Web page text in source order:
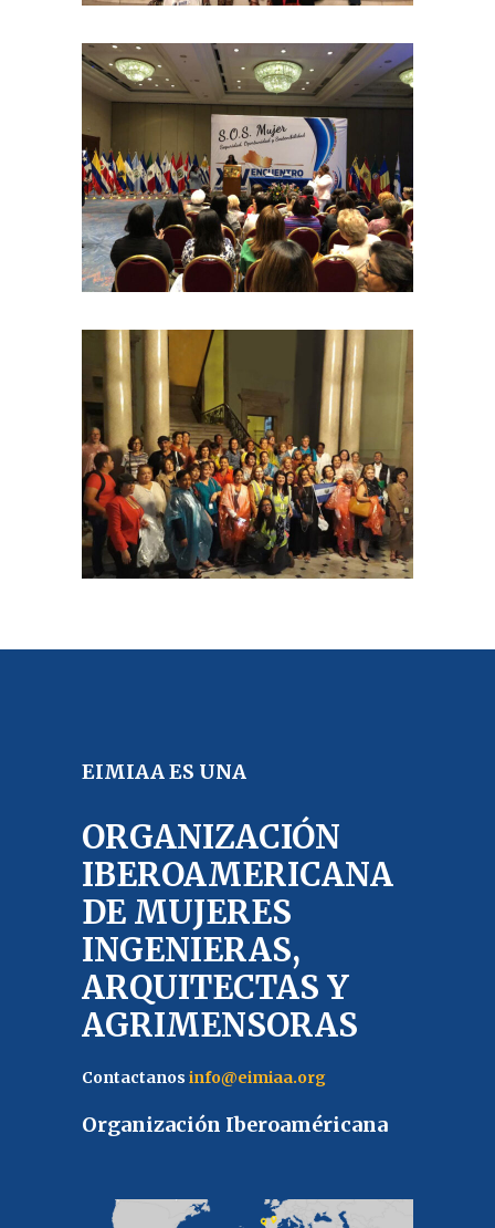
EIMIAA ES UNA
ORGANIZACIÓN
IBEROAMERICANA
DE MUJERES
INGENIERAS,
ARQUITECTAS Y
AGRIMENSORAS
Contactanos info@eimiaa.org
Organización Iberoaméricana